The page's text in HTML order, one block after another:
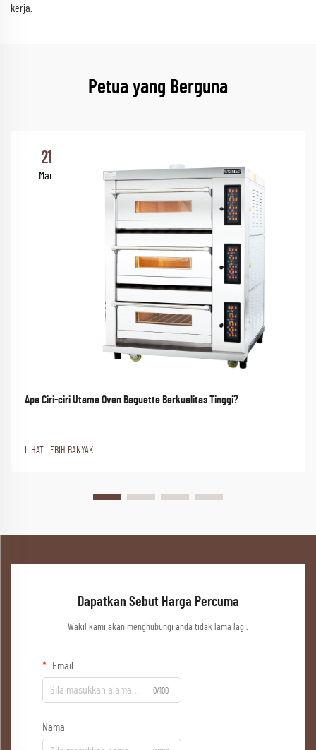
kerja.
Petua yang Berguna
21
Mar
Apa Ciri-ciri Utama Oven Baguette Berkualitas Tinggi?
LIHAT LEBIH BANYAK
Dapatkan Sebut Harga Percuma
Wakil kami akan menghubungi anda tidak lama lagi.
Email
0/100
Nama